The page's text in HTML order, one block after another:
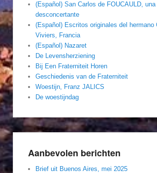
(Español) San Carlos de FOUCAULD,
desconcertante
(Español) Escritos originales del hermano
Viviers, Francia
(Español) Nazaret
De Levensherziening
Bij Een Fraterniteit Horen
Geschiedenis van de Fraterniteit
Woestijn, Franz JALICS
De woestijndag
Aanbevolen berichten
Brief uit Buenos Aires, mei 2025